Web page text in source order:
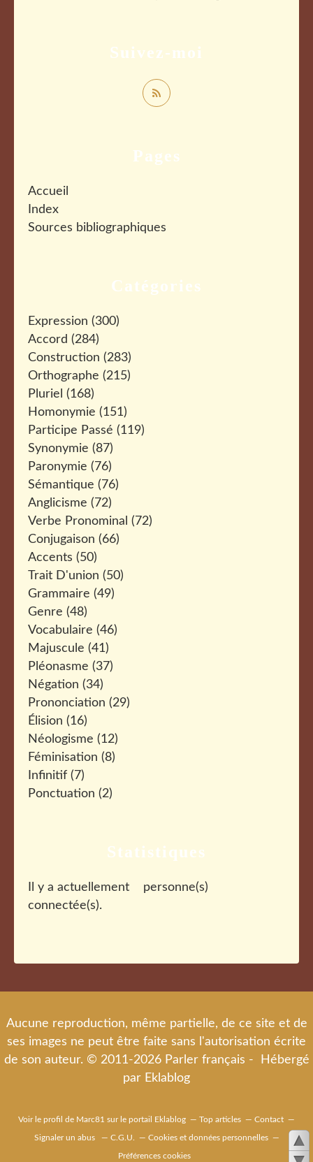
Catégories
Expression (300)
Accord (284)
Construction (283)
Orthographe (215)
Pluriel (168)
Homonymie (151)
Participe Passé (119)
Synonymie (87)
Paronymie (76)
Sémantique (76)
Anglicisme (72)
Verbe Pronominal (72)
Conjugaison (66)
Accents (50)
Trait D'union (50)
Grammaire (49)
Genre (48)
Vocabulaire (46)
Majuscule (41)
Pléonasme (37)
Négation (34)
Prononciation (29)
Élision (16)
Néologisme (12)
Féminisation (8)
Infinitif (7)
Ponctuation (2)
Pages
Accueil
Index
Sources bibliographiques
Suivez-moi
Statistiques
Il y a actuellement
personne(s)
connectée(s).
Aucune reproduction, même partielle, de ce site et de
ses images ne peut être faite sans l'autorisation écrite
de son auteur. © 2011-2026 Parler français - Hébergé
par Eklablog
Voir le profil de Marc81 sur le portail Eklablog Top articles Contact
Signaler un abus C.G.U. Cookies et données personnelles
Préférences cookies